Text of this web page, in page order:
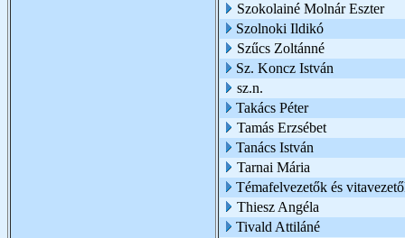
Szokolainé Molnár Eszter
Szolnoki Ildikó
Szűcs Zoltánné
Sz. Koncz István
sz.n.
Takács Péter
Tamás Erzsébet
Tanács István
Tarnai Mária
Témafelvezetők és
Thiesz Angéla
Tivald Attiláné